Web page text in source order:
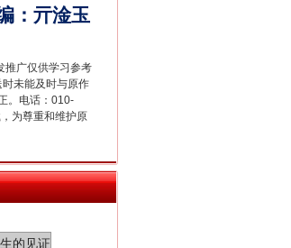
： 亓淦玉
推广仅供学习参考
未能及时与原作
。电话：010-
为尊重和维护原
证